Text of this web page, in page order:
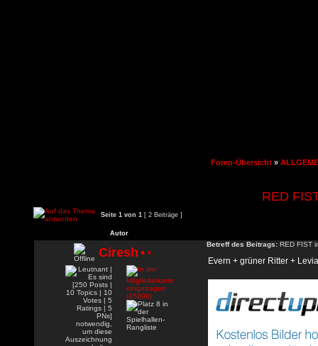
Foren-Übersicht»
RED
Seite 1 von 1 [ 2 Beiträge ]
Autor
Ciresh ••
Betreff des Beitrags: RED FIST
Evern + grüner Ritter +